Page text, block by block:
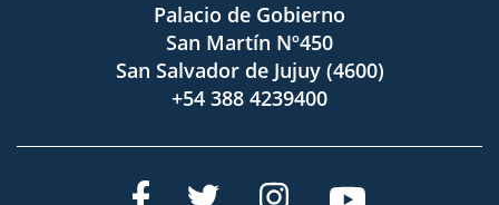
Palacio de Gobierno
San Martín Nº450
San Salvador de Jujuy (4600)
+54 388 4239400